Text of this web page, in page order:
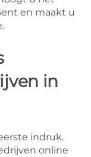
en maakt u
in
indruk.
online